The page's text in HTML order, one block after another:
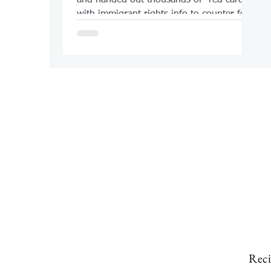
with immigrant rights info to counter fear